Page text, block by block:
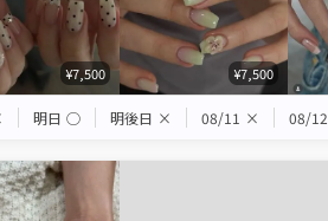
¥7,500 ¥7,500
明日 ◯ 明後日 × 08/11 × 08/12